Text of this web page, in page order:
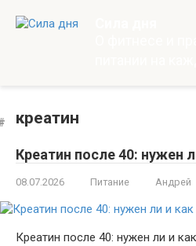
креатин
Креатин после 40: нужен
08.07.2026 Питание Андрей
Креатин после 40: нужен ли и